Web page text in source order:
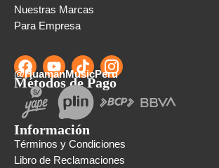
Nuestras Marcas
Para Empresa
@HuamanMusicPeru
Métodos de Pago
Información
Términos y Condiciones
Libro de Reclamaciones